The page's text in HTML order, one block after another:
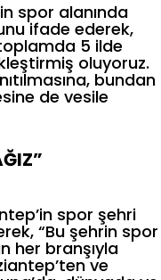
spor alanında
ifade ederek,
5 ilde
oluyoruz.
bundan
de vesile
spor şehri
“Bu şehrin spor
her branşıyla
ve